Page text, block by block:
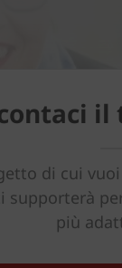
di cui
supporterà
più